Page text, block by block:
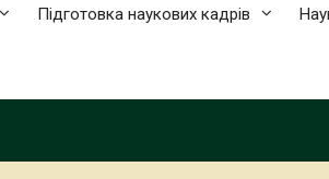
Підготовка наукових кадрів